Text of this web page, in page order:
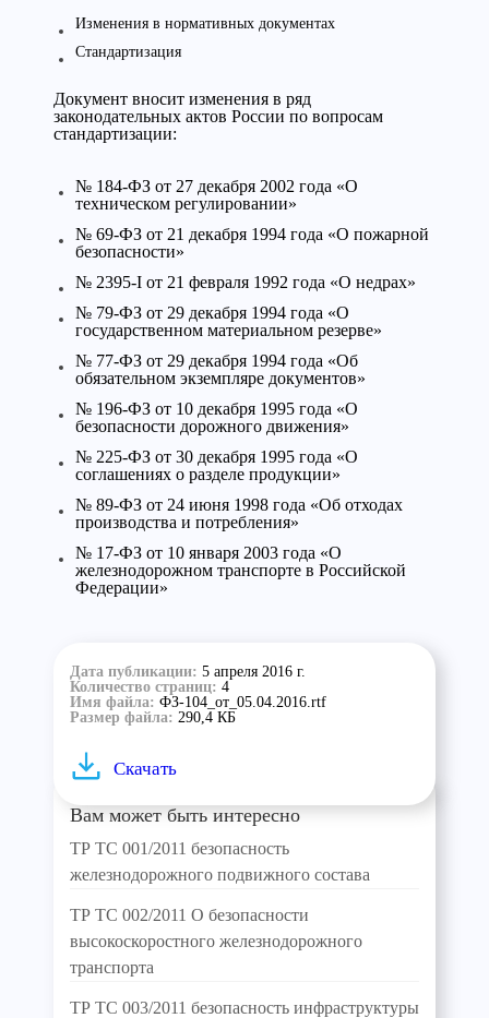
Изменения в нормативных документах
Стандартизация
Документ вносит изменения в ряд
законодательных актов России по вопросам
стандартизации:
№ 184-ФЗ от 27 декабря 2002 года «О
техническом регулировании»
№ 69-ФЗ от 21 декабря 1994 года «О пожарной
безопасности»
№ 2395-I от 21 февраля 1992 года «О недрах»
№ 79-ФЗ от 29 декабря 1994 года «О
государственном материальном резерве»
№ 77-ФЗ от 29 декабря 1994 года «Об
обязательном экземпляре документов»
№ 196-ФЗ от 10 декабря 1995 года «О
безопасности дорожного движения»
№ 225-ФЗ от 30 декабря 1995 года «О
соглашениях о разделе продукции»
№ 89-ФЗ от 24 июня 1998 года «Об отходах
производства и потребления»
№ 17-ФЗ от 10 января 2003 года «О
железнодорожном транспорте в Российской
Федерации»
Дата публикации: 5 апреля 2016 г.
Количество страниц: 4
Имя файла: ФЗ-104_от_05.04.2016.rtf
Размер файла: 290,4 КБ
Скачать
Вам может быть интересно
ТР ТС 001/2011 безопасность
железнодорожного подвижного состава
ТР ТС 002/2011 О безопасности
высокоскоростного железнодорожного
транспорта
ТР ТС 003/2011 безопасность инфраструктуры